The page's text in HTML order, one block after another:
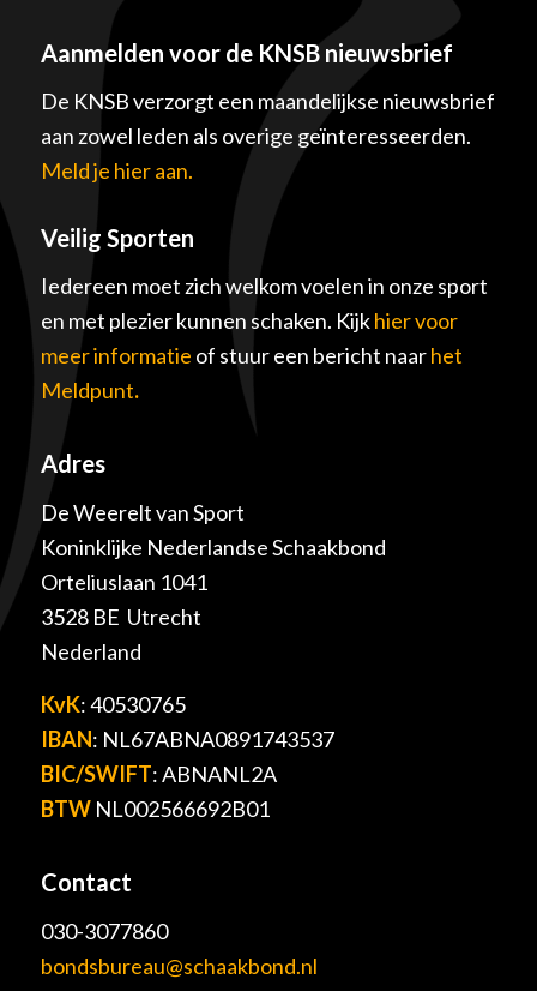
Aanmelden voor de KNSB nieuwsbrief
De KNSB verzorgt een maandelijkse nieuwsbrief
aan zowel leden als overige geïnteresseerden.
Meld je hier aan.
Veilig Sporten
Iedereen moet zich welkom voelen in onze sport
en met plezier kunnen schaken. Kijkhier voor
meer informatie of stuur een bericht naarhet
Meldpunt.
Adres
De Weerelt van Sport
Koninklijke Nederlandse Schaakbond
Orteliuslaan 1041
3528 BE Utrecht
Nederland
KvK: 40530765
IBAN: NL67ABNA0891743537
BIC/SWIFT: ABNANL2A
BTWNL002566692B01
Contact
030-3077860
bondsbureau@schaakbond.nl